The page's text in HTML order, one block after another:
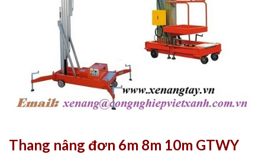
Thang nâng đơn 6m 8m 10m GTWY